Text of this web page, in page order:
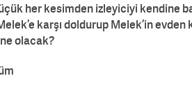
her kesimden izleyiciyi kendine
karşı doldurup Melek’in evden
olacak?